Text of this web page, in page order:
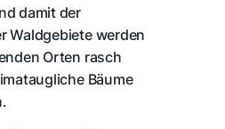
damit der
Waldgebiete werden
Orten rasch
Bäume